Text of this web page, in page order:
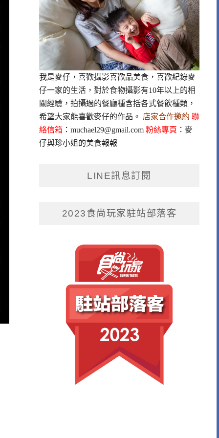
我是麥仔，喜歡攝影喜歡品美食，喜歡紀錄麥
仔一家的生活，對於食物攝影有10年以上的相
關經驗，拍攝過的餐廳種含括各式餐飲種類，
希望大家能喜歡麥仔的作品。 店家合作邀約 聯
絡信箱： muchael29@gmail.com 粉絲專頁 ： 麥
仔與珍小姐的美食報報
LINE訊息訂閱
2023食尚玩家駐站部落客